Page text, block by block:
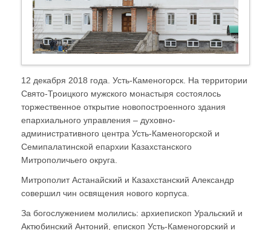
12 декабря 2018 года. Усть-Каменогорск. На территории
Свято-Троицкого мужского монастыря состоялось
торжественное открытие новопостроенного здания
епархиального управления – духовно-
административного центра Усть-Каменогорской и
Семипалатинской епархии Казахстанского
Митрополичьего округа.
Митрополит Астанайский и Казахстанский Александр
совершил чин освящения нового корпуса.
За богослужением молились: архиепископ Уральский и
Актюбинский Антоний, епископ Усть-Каменогорский и